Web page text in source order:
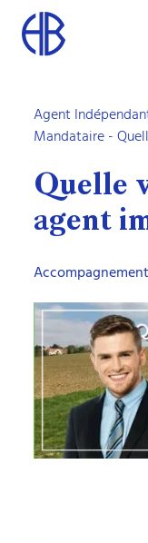
Agent
Mandataire-
Quelle
agent
Accompagnement